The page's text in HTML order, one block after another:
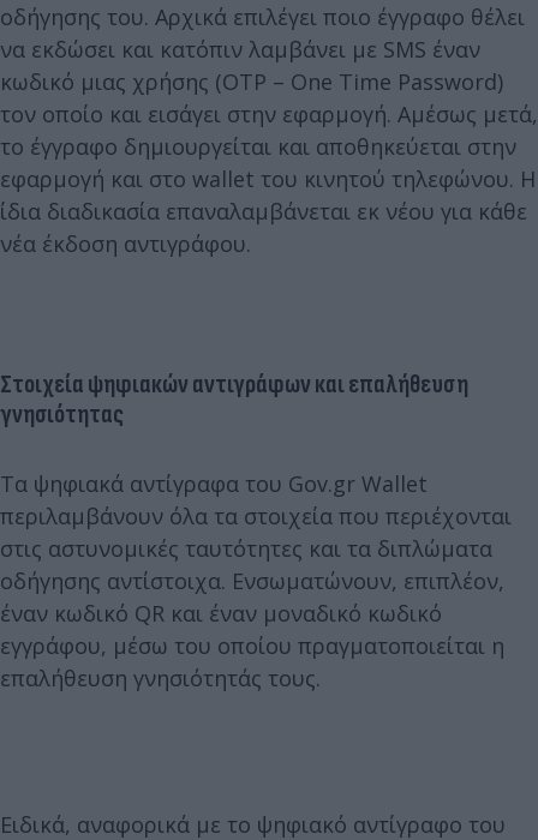
οδήγησης του. Αρχικά επιλέγει ποιο έγγραφο θέλει
να εκδώσει και κατόπιν λαμβάνει με SMS έναν
κωδικό μιας χρήσης (OTP – One Time Password)
τον οποίο και εισάγει στην εφαρμογή. Αμέσως μετά,
το έγγραφο δημιουργείται και αποθηκεύεται στην
εφαρμογή και στο wallet του κινητού τηλεφώνου. Η
ίδια διαδικασία επαναλαμβάνεται εκ νέου για κάθε
νέα έκδοση αντιγράφου.
Στοιχεία ψηφιακών αντιγράφων και επαλήθευση
γνησιότητας
Τα ψηφιακά αντίγραφα του Gov.gr Wallet
περιλαμβάνουν όλα τα στοιχεία που περιέχονται
στις αστυνομικές ταυτότητες και τα διπλώματα
οδήγησης αντίστοιχα. Ενσωματώνουν, επιπλέον,
έναν κωδικό QR και έναν μοναδικό κωδικό
εγγράφου, μέσω του οποίου πραγματοποιείται η
επαλήθευση γνησιότητάς τους.
Ειδικά, αναφορικά με το ψηφιακό αντίγραφο του